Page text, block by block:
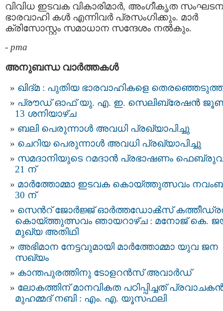
വിവിധ ഇടവക വികാരിമാര്‍, അംഗീകൃത
ഭാരവാഹി കള്‍ എന്നിവര്‍ പ്രസംഗിക്കും. മാര്‍
ക്രിസോസ്റ്റം സമാധാന സന്ദേശം നല്‍കും.
- pma
അനുബന്ധ വാര്‍ത്തകള്‍
ഖിദ്മ : പുതിയ ഭാരവാഹികളെ
പ്രൗഡ് ഓഫ് യു. എ. ഇ. സെലിബ്രേഷൻ
13 ശനിയാഴ്ച
ബലി പെരുന്നാൾ അവധി പ്രഖ്യാപിച്ചു
ചെറിയ പെരുന്നാൾ അവധി പ്രഖ്യാപിച്ചു
സമദാനിയുടെ റമദാൻ പ്രഭാഷണം
21 ന്
മാർത്തോമ്മാ ഇടവക കൊയ്ത്തുത്സവം
30 ന്
സെന്‍റ് ജോർജ്ജ് ഓർത്തഡോൿസ്‌
കൊയ്ത്തുത്സവം ഞായറാഴ്ച : മനോജ് കെ.
മുഖ്യ അതിഥി
അഭിമാന നേട്ടവുമായി മാർത്തോമ്മാ യുവ ജന
സഖ്യം
കാന്തപുരത്തിനു ടോളറന്‍സ് അവാര്‍ഡ്
ലോകത്തിന് മാനവികത പഠിപ്പിച്ചത്
മുഹമ്മദ് നബി : എം. എ. യൂസഫലി